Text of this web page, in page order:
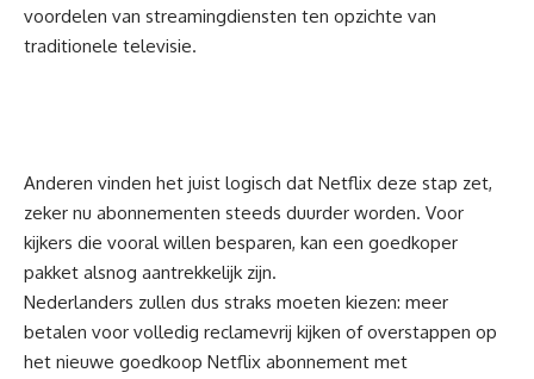
voordelen van streamingdiensten ten opzichte van
traditionele televisie.
Anderen vinden het juist logisch dat Netflix deze stap zet,
zeker nu abonnementen steeds duurder worden. Voor
kijkers die vooral willen besparen, kan een goedkoper
pakket alsnog aantrekkelijk zijn.
Nederlanders zullen dus straks moeten kiezen: meer
betalen voor volledig reclamevrij kijken of overstappen op
het nieuwe goedkoop Netflix abonnement met